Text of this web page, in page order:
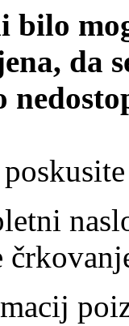
bilo
da